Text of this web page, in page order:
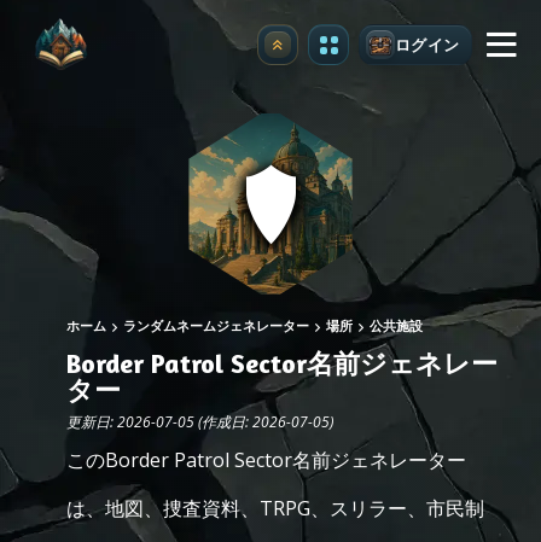
アップグレード ログイン
ホーム ランダムネームジェネレーター 場所 公共施設
Border Patrol Sector名前ジェネレー
ター
更新日: 2026-07-05 (作成日: 2026-07-05)
このBorder Patrol Sector名前ジェネレーター
は、地図、捜査資料、TRPG、スリラー、市民制